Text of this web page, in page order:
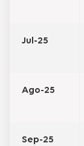
Jul-25
Ago-25
Sep-25